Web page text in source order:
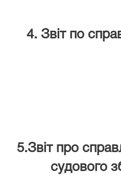
4. Звіт по
5.Звіт про
судового